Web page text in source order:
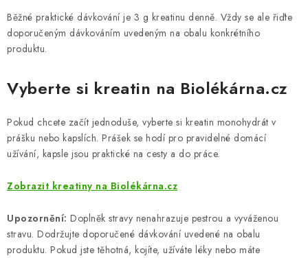
Běžné praktické dávkování je 3 g kreatinu denně. Vždy se ale řiďte
doporučeným dávkováním uvedeným na obalu konkrétního
produktu.
Vyberte si kreatin na Biolékárna.cz
Pokud chcete začít jednoduše, vyberte si kreatin monohydrát v
prášku nebo kapslích. Prášek se hodí pro pravidelné domácí
užívání, kapsle jsou praktické na cesty a do práce.
Zobrazit kreatiny na Biolékárna.cz
Upozornění: Doplněk stravy nenahrazuje pestrou a vyváženou
stravu. Dodržujte doporučené dávkování uvedené na obalu
produktu. Pokud jste těhotná, kojíte, užíváte léky nebo máte